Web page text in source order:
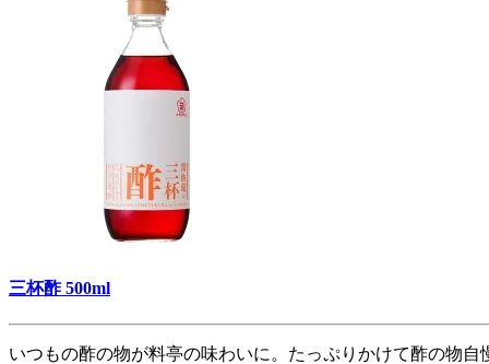
三杯酢 500ml
いつもの酢の物が料亭の味わいに。たっぷりかけて酢の物自